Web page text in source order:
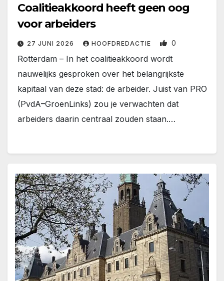
Coalitieakkoord heeft geen oog
voor arbeiders
27 JUNI 2026 HOOFDREDACTIE 0
Rotterdam – In het coalitieakkoord wordt
nauwelijks gesproken over het belangrijkste
kapitaal van deze stad: de arbeider. Juist van PRO
(PvdA–GroenLinks) zou je verwachten dat
arbeiders daarin centraal zouden staan.…